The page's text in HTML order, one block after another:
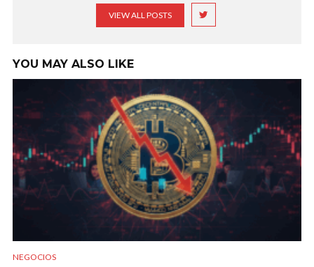
VIEW ALL POSTS
YOU MAY ALSO LIKE
NEGOCIOS